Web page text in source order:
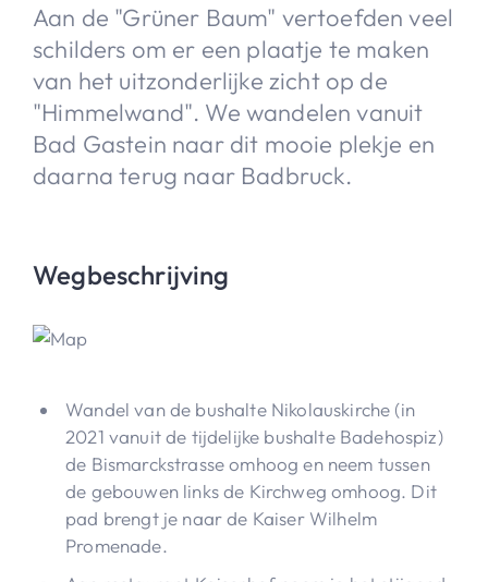
Aan de "Grüner Baum" vertoefden veel
schilders om er een plaatje te maken
van het uitzonderlijke zicht op de
"Himmelwand". We wandelen vanuit
Bad Gastein naar dit mooie plekje en
daarna terug naar Badbruck.
Wegbeschrijving
Wandel van de bushalte Nikolauskirche (in
2021 vanuit de tijdelijke bushalte Badehospiz)
de Bismarckstrasse omhoog en neem tussen
de gebouwen links de Kirchweg omhoog. Dit
pad brengt je naar de Kaiser Wilhelm
Promenade.